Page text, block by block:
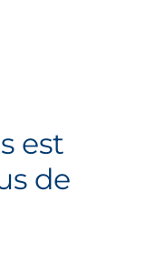
est
de